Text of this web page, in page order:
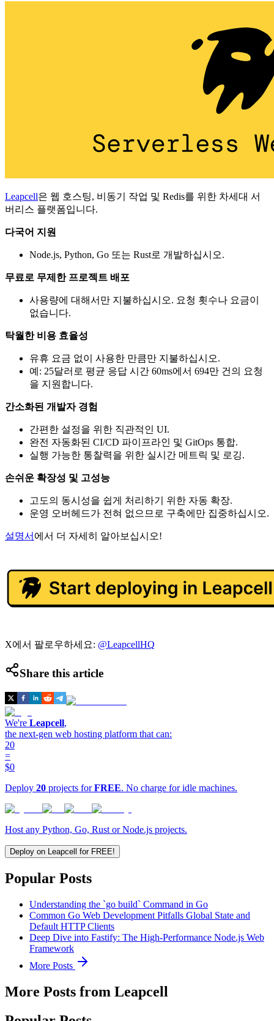
Leapcell은 웹 호스팅, 비동기 작업 및 Redis를 위한 차세대 서
버리스 플랫폼입니다.
다국어 지원
Node.js, Python, Go 또는 Rust로 개발하십시오.
무료로 무제한 프로젝트 배포
사용량에 대해서만 지불하십시오. 요청 횟수나 요금이
없습니다.
탁월한 비용 효율성
유휴 요금 없이 사용한 만큼만 지불하십시오.
예: 25달러로 평균 응답 시간 60ms에서 694만 건의 요청
을 지원합니다.
간소화된 개발자 경험
간편한 설정을 위한 직관적인 UI.
완전 자동화된 CI/CD 파이프라인 및 GitOps 통합.
실행 가능한 통찰력을 위한 실시간 메트릭 및 로깅.
손쉬운 확장성 및 고성능
고도의 동시성을 쉽게 처리하기 위한 자동 확장.
운영 오버헤드가 전혀 없으므로 구축에만 집중하십시오.
설명서 에서 더 자세히 알아보십시오!
X에서 팔로우하세요: @LeapcellHQ
Share this article
We're Leapcell,
the next-gen web hosting platform that can:
20
=
$0
Deploy 20 projects forFREE. No charge for idle machines.
Host any Python, Go, Rust or Node.js projects.
Deploy on Leapcell for FREE!
Popular Posts
Understanding the `go build` Command in Go
Common Go Web Development Pitfalls Global State and
Default HTTP Clients
Deep Dive into Fastify: The High-Performance Node.js Web
Framework
More Posts
More Posts from Leapcell